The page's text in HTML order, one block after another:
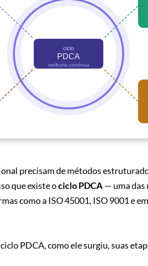
precisam de métodos
que existe ociclo PDCA— uma das
como a ISO 45001, ISO 9001 e
PDCA, como ele surgiu, suas